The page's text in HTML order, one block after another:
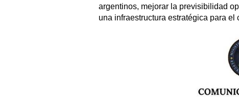
argentinos, mejorar la previsibilidad
una infraestructura estratégica para el